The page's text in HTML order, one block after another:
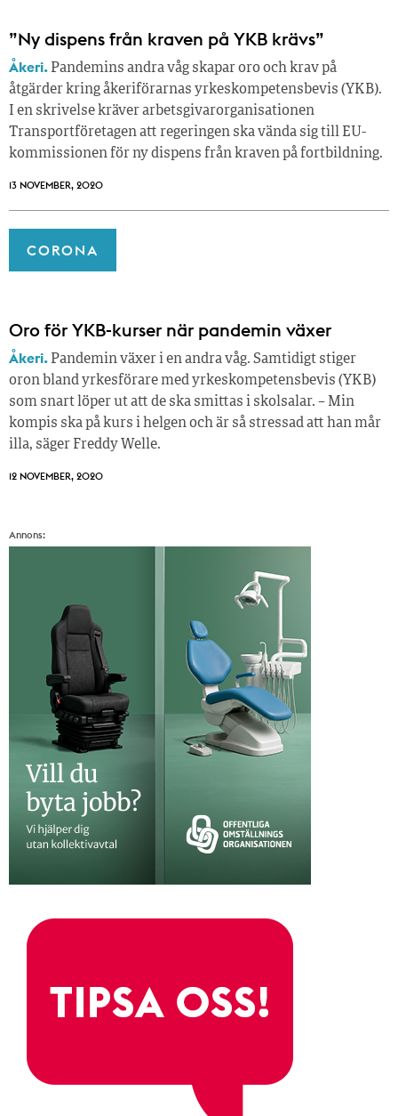
”Ny dispens från kraven på YKB krävs”
Åkeri. Pandemins andra våg skapar oro och krav på
åtgärder kring åkeriförarnas yrkeskompetensbevis (YKB).
I en skrivelse kräver arbetsgivarorganisationen
Transportföretagen att regeringen ska vända sig till EU-
kommissionen för ny dispens från kraven på fortbildning.
13 NOVEMBER, 2020
CORONA
Oro för YKB-kurser när pandemin växer
Åkeri. Pandemin växer i en andra våg. Samtidigt stiger
oron bland yrkesförare med yrkeskompetensbevis (YKB)
som snart löper ut att de ska smittas i skolsalar. – Min
kompis ska på kurs i helgen och är så stressad att han mår
illa, säger Freddy Welle.
12 NOVEMBER, 2020
Annons: